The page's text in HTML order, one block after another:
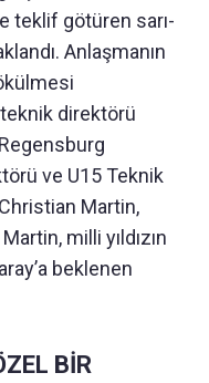
teklif götüren sarı-
Anlaşmanın
direktörü
ve U15 Teknik
Martin,
milli yıldızın
beklenen
BİR